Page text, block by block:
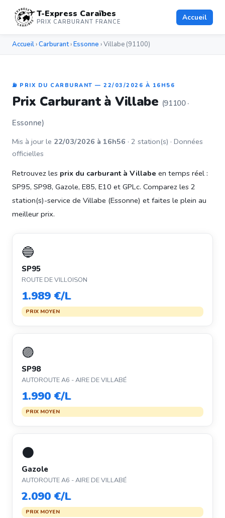
T-Express Caraïbes
PRIX CARBURANT FRANCE Accueil
Accueil ›Carburant›Essonne › Villabe (91100)
⛽ PRIX DU CARBURANT — 22/03/2026 À 16H56
Prix Carburant à Villabe (91100 ·
Essonne)
Mis à jour le 22/03/2026 à 16h56 · 2 station(s) · Données
officielles
Retrouvez les prix du carburant à Villabe en temps réel :
SP95, SP98, Gazole, E85, E10 et GPLc. Comparez les 2
station(s)-service de Villabe (Essonne) et faites le plein au
meilleur prix.
🔵
SP95
ROUTE DE VILLOISON
1.989 €/L
PRIX MOYEN
🟣
SP98
AUTOROUTE A6 - AIRE DE VILLABÉ
1.990 €/L
PRIX MOYEN
⚫
Gazole
AUTOROUTE A6 - AIRE DE VILLABÉ
2.090 €/L
PRIX MOYEN